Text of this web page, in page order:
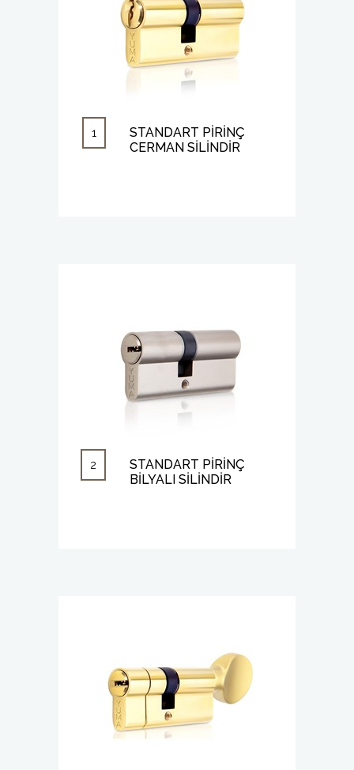
1
STANDART PİRİNÇ
CERMAN SİLİNDİR
2
STANDART PİRİNÇ
BİLYALI SİLİNDİR